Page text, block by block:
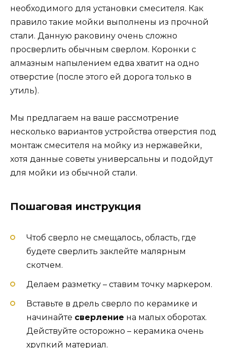
необходимого для установки смесителя. Как
правило такие мойки выполнены из прочной
стали. Данную раковину очень сложно
просверлить обычным сверлом. Коронки с
алмазным напылением едва хватит на одно
отверстие (после этого ей дорога только в
утиль).
Мы предлагаем на ваше рассмотрение
несколько вариантов устройства отверстия под
монтаж смесителя на мойку из нержавейки,
хотя данные советы универсальны и подойдут
для мойки из обычной стали.
Пошаговая инструкция
Чтоб сверло не смещалось, область, где
будете сверлить заклейте малярным
скотчем.
Делаем разметку – ставим точку маркером.
Вставьте в дрель сверло по керамике и
начинайте сверление на малых оборотах.
Действуйте осторожно – керамика очень
хрупкий материал.